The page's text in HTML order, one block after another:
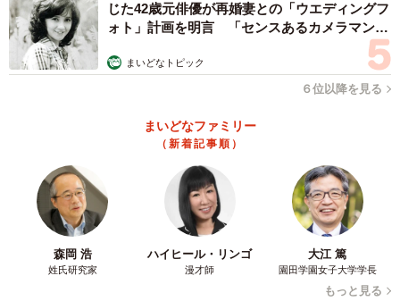
じた42歳元俳優が再婚妻との「ウエディングフ
ォト」計画を明言 「センスあるカメラマン求
まいどなトピック
６位以降を見る
まいどなファミリー
（新着記事順）
森岡 浩
姓氏研究家
ハイヒール・リンゴ
漫才師
大江 篤
園田学園女子大学学長
もっと見る